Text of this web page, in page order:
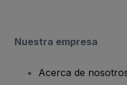
Nuestra empresa
Acerca de